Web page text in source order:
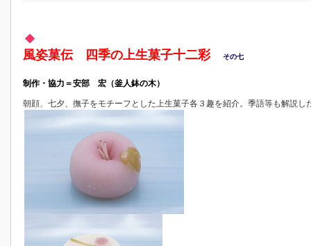
風姿菓伝 四季の上生菓子十二彩 その七
制作・協力＝安部 宏（釜人鉢の木）
朝顔、七夕、撫子をモチーフとした上生菓子各３趣を紹介。季語等も解説し